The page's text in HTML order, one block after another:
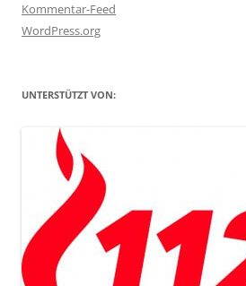
Kommentar-Feed
WordPress.org
UNTERSTÜTZT VON: